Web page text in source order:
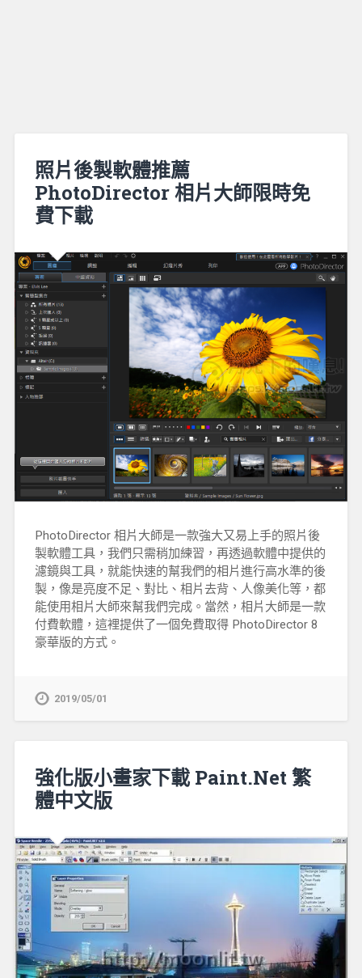
照片後製軟體推薦
PhotoDirector 相片大師限時免
費下載
PhotoDirector 相片大師是一款強大又易上手的照片後
製軟體工具，我們只需稍加練習，再透過軟體中提供的
濾鏡與工具，就能快速的幫我們的相片進行高水準的後
製，像是亮度不足、對比、相片去背、人像美化等，都
能使用相片大師來幫我們完成。當然，相片大師是一款
付費軟體，這裡提供了一個免費取得 PhotoDirector 8
豪華版的方式。
2019/05/01
強化版小畫家下載 Paint.Net 繁
體中文版